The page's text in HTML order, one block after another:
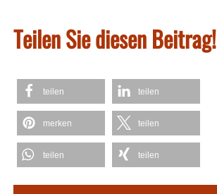
Teilen Sie diesen Beitrag!
teilen teilen
merken teilen
teilen teilen